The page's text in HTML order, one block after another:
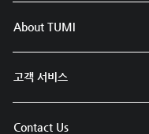
About TUMI
고객 서비스
Contact Us